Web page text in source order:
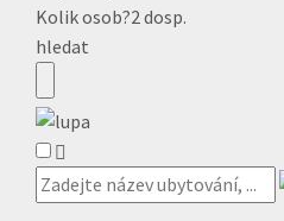
Kolik osob?2 dosp.
hledat